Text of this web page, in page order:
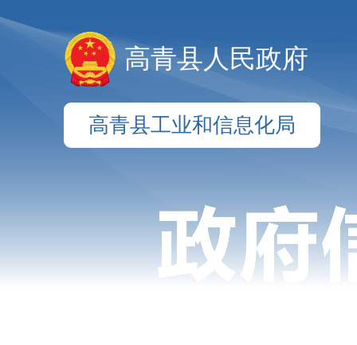
高青县人民政府
高青县工业和信息化局